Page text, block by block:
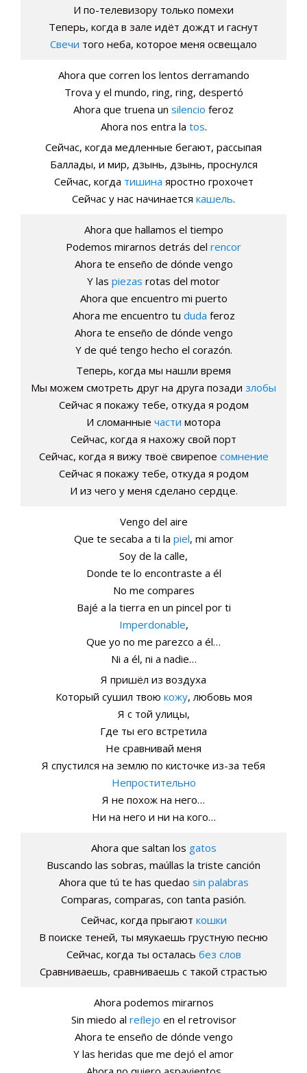
И по-телевизору только помехи
Теперь, когда в зале идёт дождт и гаснут
Свечи того неба, которое меня освещало
Ahora que corren los lentos derramando
Trova y el mundo, ring, ring, despertó
Ahora que truena un silencio feroz
Ahora nos entra la tos.
Сейчас, когда медленные бегают, рассыпая
Баллады, и мир, дзынь, дзынь, проснулся
Сейчас, когда тишина яростно грохочет
Сейчас у нас начинается кашель.
Ahora que hallamos el tiempo
Podemos mirarnos detrás del rencor
Ahora te enseño de dónde vengo
Y las piezas rotas del motor
Ahora que encuentro mi puerto
Ahora me encuentro tu duda feroz
Ahora te enseño de dónde vengo
Y de qué tengo hecho el corazón.
Теперь, когда мы нашли время
Мы можем смотреть друг на друга позади злобы
Сейчас я покажу тебе, откуда я родом
И сломанные части мотора
Сейчас, когда я нахожу свой порт
Сейчас, когда я вижу твоё свирепое сомнение
Сейчас я покажу тебе, откуда я родом
И из чего у меня сделано сердце.
Vengo del aire
Que te secaba a ti la piel, mi amor
Soy de la calle,
Donde te lo encontraste a él
No me compares
Bajé a la tierra en un pincel por ti
Imperdonable,
Que yo no me parezco a él…
Ni a él, ni a nadie…
Я пришёл из воздуха
Который сушил твою кожу, любовь моя
Я с той улицы,
Где ты его встретила
Не сравнивай меня
Я спустился на землю по кисточке из-за тебя
Непростительно
Я не похож на него…
Ни на него и ни на кого…
Ahora que saltan los gatos
Buscando las sobras, maúllas la triste canción
Ahora que tú te has quedao sin palabras
Comparas, comparas, con tanta pasión.
Сейчас, когда прыгают кошки
В поиске теней, ты мяукаешь грустную песню
Сейчас, когда ты осталась без слов
Сравниваешь, сравниваешь с такой страстью
Ahora podemos mirarnos
Sin miedo al reﬂejo en el retrovisor
Ahora te enseño de dónde vengo
Y las heridas que me dejó el amor